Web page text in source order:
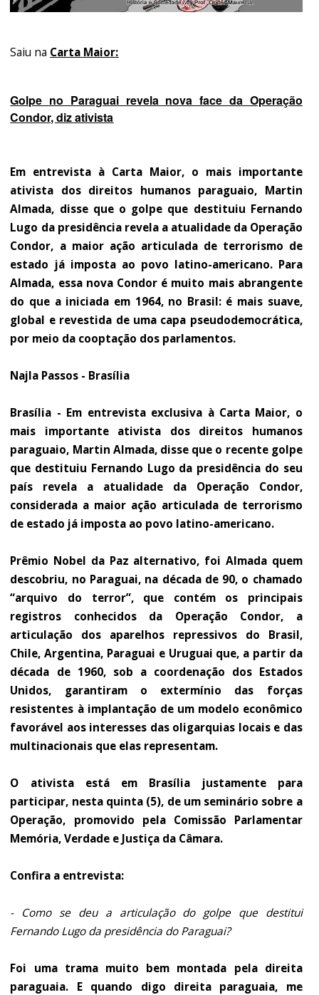
Saiu na Carta Maior:
Golpe no Paraguai revela nova face da Operação
Condor, diz ativista
Em entrevista à Carta Maior, o mais importante
ativista dos direitos humanos paraguaio, Martin
Almada, disse que o golpe que destituiu Fernando
Lugo da presidência revela a atualidade da Operação
Condor, a maior ação articulada de terrorismo de
estado já imposta ao povo latino-americano. Para
Almada, essa nova Condor é muito mais abrangente
do que a iniciada em 1964, no Brasil: é mais suave,
global e revestida de uma capa pseudodemocrática,
por meio da cooptação dos parlamentos.
Najla Passos - Brasília
Brasília - Em entrevista exclusiva à Carta Maior, o
mais importante ativista dos direitos humanos
paraguaio, Martin Almada, disse que o recente golpe
que destituiu Fernando Lugo da presidência do seu
país revela a atualidade da Operação Condor,
considerada a maior ação articulada de terrorismo
de estado já imposta ao povo latino-americano.
Prêmio Nobel da Paz alternativo, foi Almada quem
descobriu, no Paraguai, na década de 90, o chamado
“arquivo do terror”, que contém os principais
registros conhecidos da Operação Condor, a
articulação dos aparelhos repressivos do Brasil,
Chile, Argentina, Paraguai e Uruguai que, a partir da
década de 1960, sob a coordenação dos Estados
Unidos, garantiram o extermínio das forças
resistentes à implantação de um modelo econômico
favorável aos interesses das oligarquias locais e das
multinacionais que elas representam.
O ativista está em Brasília justamente para
participar, nesta quinta (5), de um seminário sobre a
Operação, promovido pela Comissão Parlamentar
Memória, Verdade e Justiça da Câmara.
Confira a entrevista:
- Como se deu a articulação do golpe que destitui
Fernando Lugo da presidência do Paraguai?
Foi uma trama muito bem montada pela direita
paraguaia. E quando digo direita paraguaia, me